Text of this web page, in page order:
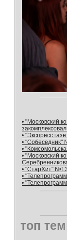
• "Московский
• "Экспресс
• "Собеседник"
•
• "Московский
• "СтарХит"
•
•
топ